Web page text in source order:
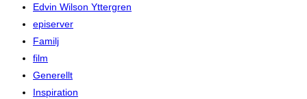
Edvin Wilson Yttergren
episerver
Familj
film
Generellt
Inspiration